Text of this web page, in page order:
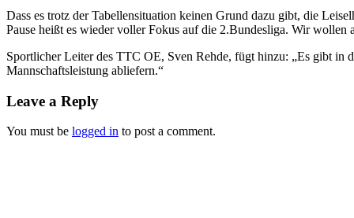
Dass es trotz der Tabellensituation keinen Grund dazu gibt, die
Pause heißt es wieder voller Fokus auf die 2.Bundesliga. Wir wollen
Sportlicher Leiter des TTC OE, Sven Rehde, fügt hinzu: „Es gibt in
Mannschaftsleistung abliefern.“
Leave a Reply
You must be logged in to post a comment.